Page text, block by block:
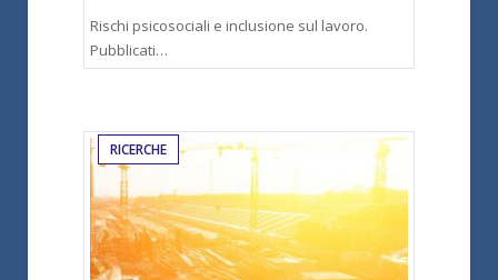
Rischi psicosociali e inclusione sul lavoro.
Pubblicati…
RICERCHE